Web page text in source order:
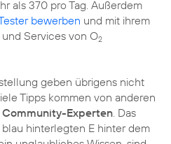
als 370 pro Tag. Außerdem
bewerben und mit ihrem
Services von O2
geben übrigens nicht
Tipps kommen von anderen
Community-Experten. Das
hinterlegten E hinter dem